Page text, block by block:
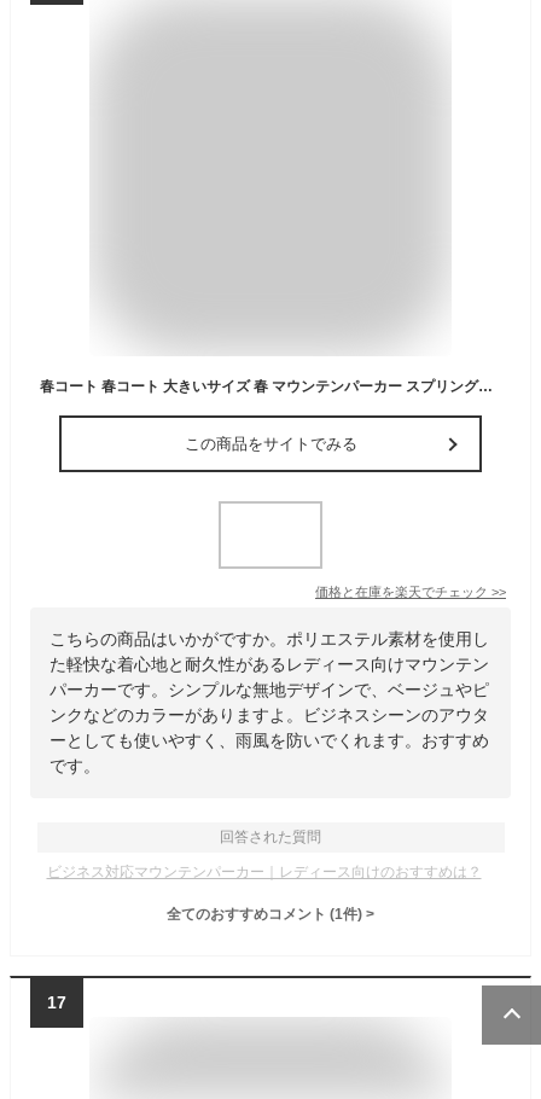
春コート 春コート 大きいサイズ 春 マウンテンパーカー スプリングコート 入学式 シングル アウター マンパ 秋 ライトアウター 卒業式 ノーカラージャケット コート レディース 結婚式 シンプル 大人 女性 通勤 仕事 小さいサイズ ビジネス
この商品をサイトでみる
価格と在庫を楽天でチェック >>
こちらの商品はいかがですか。ポリエステル素材を使用し
た軽快な着心地と耐久性があるレディース向けマウンテン
パーカーです。シンプルな無地デザインで、ベージュやピ
ンクなどのカラーがありますよ。ビジネスシーンのアウタ
ーとしても使いやすく、雨風を防いでくれます。おすすめ
です。
回答された質問
ビジネス対応マウンテンパーカー｜レディース向けのおすすめは？
全てのおすすめコメント (1件) >
17